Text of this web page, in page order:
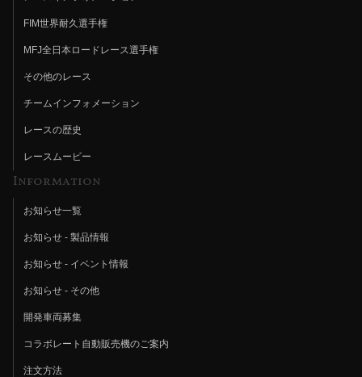
FIM世界耐久選手権
MFJ全日本ロードレース選手権
その他のレース
チームインフォメーション
レースの歴史
レースムービー
Information
お知らせ一覧
お知らせ - 製品情報
お知らせ - イベント情報
お知らせ - その他
開発車両募集
コラボレート自動販売機のご案内
注文方法